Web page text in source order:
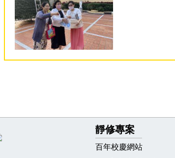
靜修專案
百年校慶網站